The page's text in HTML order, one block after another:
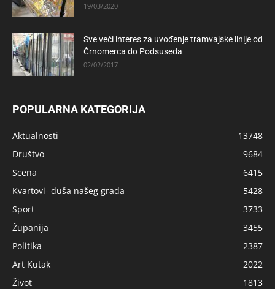
19/03/2020
Sve veći interes za uvođenje tramvajske linije od
Črnomerca do Podsuseda
02/02/2017
POPULARNA KATEGORIJA
Aktualnosti
13748
Društvo
9684
Scena
6415
Kvartovi- duša našeg grada
5428
Sport
3733
Županija
3455
Politika
2387
Art Kutak
2022
Život
1813